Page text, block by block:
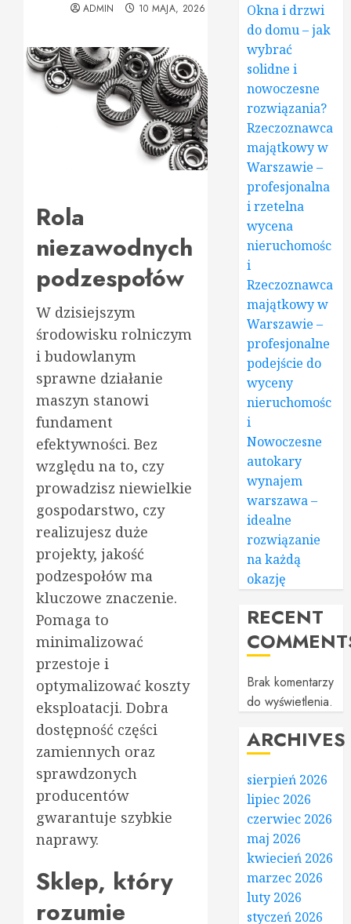
ADMIN 10 MAJA, 2026
Rola
niezawodnych
podzespołów
W dzisiejszym
środowisku rolniczym
i budowlanym
sprawne działanie
maszyn stanowi
fundament
efektywności. Bez
względu na to, czy
prowadzisz niewielkie
gospodarstwo, czy
realizujesz duże
projekty, jakość
podzespołów ma
kluczowe znaczenie.
Pomaga to
minimalizować
przestoje i
optymalizować koszty
eksploatacji. Dobra
dostępność części
zamiennych oraz
sprawdzonych
producentów
gwarantuje szybkie
naprawy.
Sklep, który
rozumie
Okna i drzwi
do domu – jak
wybrać
solidne i
nowoczesne
rozwiązania?
Rzeczoznawca
majątkowy w
Warszawie –
profesjonalna
i rzetelna
wycena
nieruchomośc
i
Rzeczoznawca
majątkowy w
Warszawie –
profesjonalne
podejście do
wyceny
nieruchomośc
i
Nowoczesne
autokary
wynajem
warszawa –
idealne
rozwiązanie
na każdą
okazję
RECENT
Brak komentarzy
do wyświetlenia.
ARCHIVES
sierpień 2026
lipiec 2026
czerwiec 2026
maj 2026
kwiecień 2026
marzec 2026
luty 2026
styczeń 2026